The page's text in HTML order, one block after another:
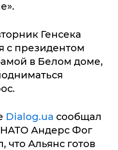
Генсека
с президентом
в Белом доме,
Dialog.ua сообщал
НАТО Андерс Фог
что Альянс готов